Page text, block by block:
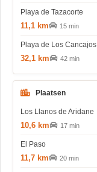
Playa de Tazacorte
11,1 km 15 min
Playa de Los Cancajos
32,1 km 42 min
Plaatsen
Los Llanos de Aridane
10,6 km 17 min
El Paso
11,7 km 20 min